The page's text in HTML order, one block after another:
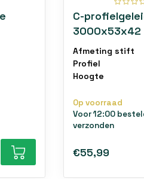
C-
3000x53x42
dik
Afmeting stift
Profiel
Hoogte
Op voorraad
Voor 12:00
verzonden
€55,99